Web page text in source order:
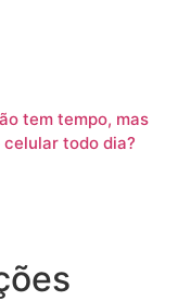
tem tempo, mas
celular todo dia?